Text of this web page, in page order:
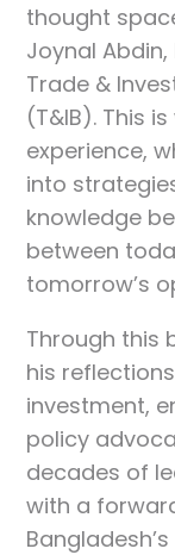
thought
Joynal Abdin
Trade &
(T&IB). This
experience,
into
knowledge
between
tomorrow’s
Through this
his
investment,
policy
decades of
with a